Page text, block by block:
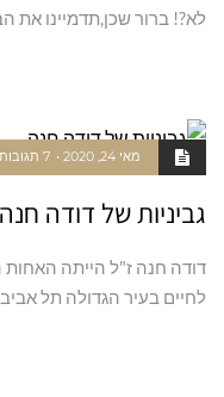
לא?! ברור שכן,תדמיינו את
מאי 24, 2020 7 תגובות
גביניות של דודה חנה
דודה חנה ז"ל הייתה
לחיים בעיר הגדולה תל